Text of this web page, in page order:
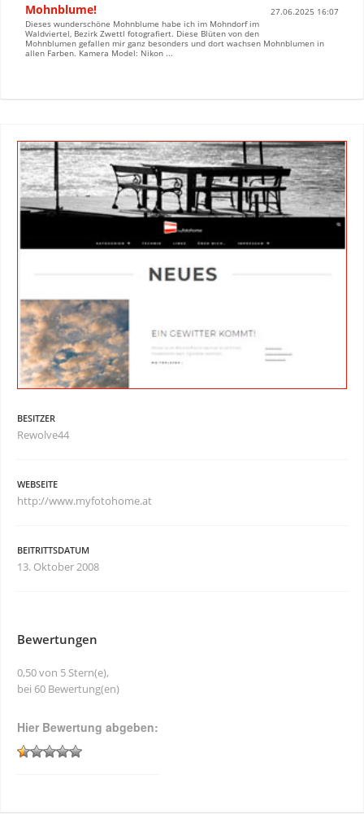
Mohnblume!
27.06.2025 16:07
Dieses wunderschöne Mohnblume habe ich im Mohndorf im
Waldviertel, Bezirk Zwettl fotografiert. Diese Blüten von den
Mohnblumen gefallen mir ganz besonders und dort wachsen Mohnblumen in
allen Farben. Kamera Model: Nikon ...
BESITZER
Rewolve44
WEBSEITE
http://www.myfotohome.at
BEITRITTSDATUM
13. Oktober 2008
Bewertungen
0,50 von 5 Stern(e),
bei 60 Bewertung(en)
Hier Bewertung abgeben: